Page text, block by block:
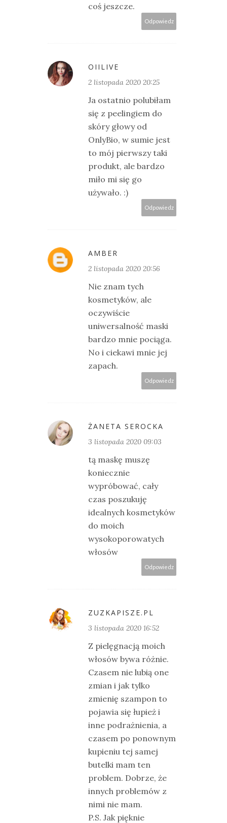
coś jeszcze.
Odpowiedz
OIILIVE
2 listopada 2020 20:25
Ja ostatnio polubiłam
się z peelingiem do
skóry głowy od
OnlyBio, w sumie jest
to mój pierwszy taki
produkt, ale bardzo
miło mi się go
używało. :)
Odpowiedz
AMBER
2 listopada 2020 20:56
Nie znam tych
kosmetyków, ale
oczywiście
uniwersalność maski
bardzo mnie pociąga.
No i ciekawi mnie jej
zapach.
Odpowiedz
ŻANETA SEROCKA
3 listopada 2020 09:03
tą maskę muszę
koniecznie
wypróbować, cały
czas poszukuję
idealnych kosmetyków
do moich
wysokoporowatych
włosów
Odpowiedz
ZUZKAPISZE.PL
3 listopada 2020 16:52
Z pielęgnacją moich
włosów bywa różnie.
Czasem nie lubią one
zmian i jak tylko
zmienię szampon to
pojawia się łupież i
inne podrażnienia, a
czasem po ponownym
kupieniu tej samej
butelki mam ten
problem. Dobrze, że
innych problemów z
nimi nie mam.
P.S. Jak pięknie